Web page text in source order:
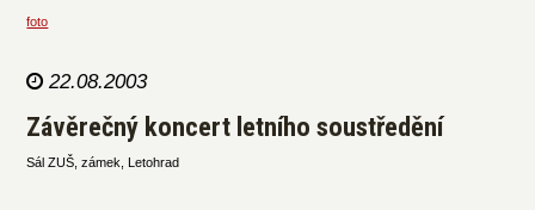
foto
22.08.2003
Závěrečný koncert letního soustředění
Sál ZUŠ, zámek, Letohrad